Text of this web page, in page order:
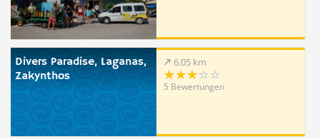
Divers Paradise, Laganas,
Zakynthos
6.05 km
5 Bewertungen